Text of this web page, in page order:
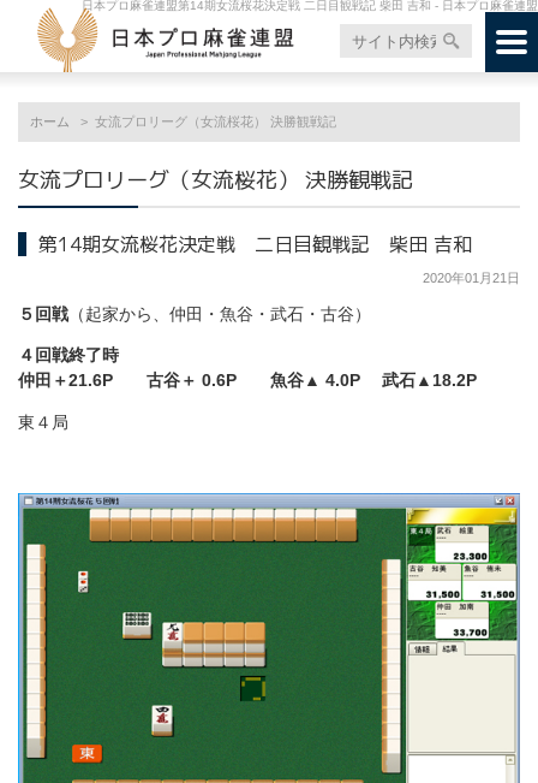
日本プロ麻雀連盟第14期女流桜花決定戦 二日目観戦記 柴田 吉和 - 日本プロ麻雀連盟
ホーム 女流プロリーグ（女流桜花） 決勝観戦記
女流プロリーグ（女流桜花） 決勝観戦記
第14期女流桜花決定戦 二日目観戦記 柴田 吉和
2020年01月21日
５回戦 （起家から、仲田・魚谷・武石・古谷）
４回戦終了時
仲田＋21.6P 古谷＋ 0.6P 魚谷▲ 4.0P 武石▲18.2P
東４局